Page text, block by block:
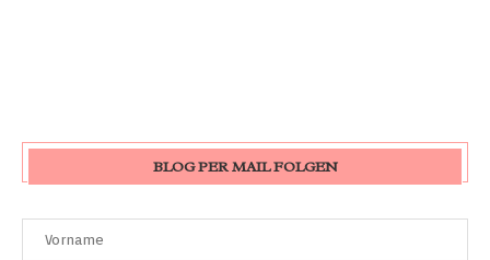
BLOG PER MAIL FOLGEN